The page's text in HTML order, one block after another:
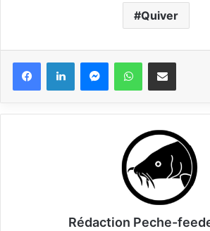
Quiver
Rédaction Peche-